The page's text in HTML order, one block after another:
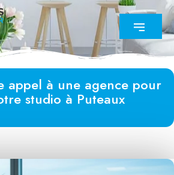
appel à une agence pour
studio à Puteaux